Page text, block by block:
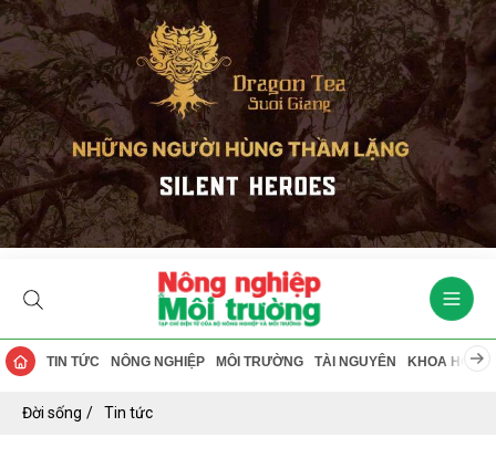
TIN TỨC NÔNG NGHIỆP MÔI TRƯỜNG TÀI NGUYÊN KHOA HỌC
Đời sống Tin tức